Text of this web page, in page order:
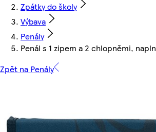
Zpátky do školy
Výbava
Penály
Penál s 1 zipem a 2 chlopněmi,
Zpět na Penály